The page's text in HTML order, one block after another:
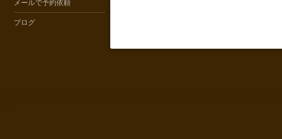
メールで予約依頼
ブログ